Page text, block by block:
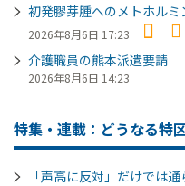
初発膠芽腫へのメトホル
2026年8月6日 17:23
介護職員の熊本派遣要
2026年8月6日 14:23
特集・連載：どうなる特
「声高に反対」だけで